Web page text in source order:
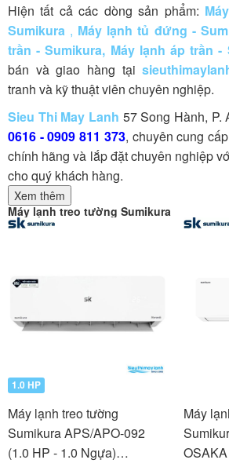
Hiện tất cả các dòng sản phẩm:
Sumikura , Máy lạnh tủ đứng -
trần - Sumikura, Máy lạnh áp trần -
bán và giao hàng tại
tranh và kỹ thuật viên chuyên nghiệp.
Sieu Thi May Lanh 57 Song Hành, P.
0616 - 0909 811 373, chuyên cung
chính hãng và lắp đặt chuyên nghiệp
cho quý khách hàng.
Xem thêm
Máy lạnh treo tường Sumikura
1.0 HP
Máy lạnh treo tường
Sumikura APS/APO-092
(1.0 HP - 1.0 Ngựa)
Máy